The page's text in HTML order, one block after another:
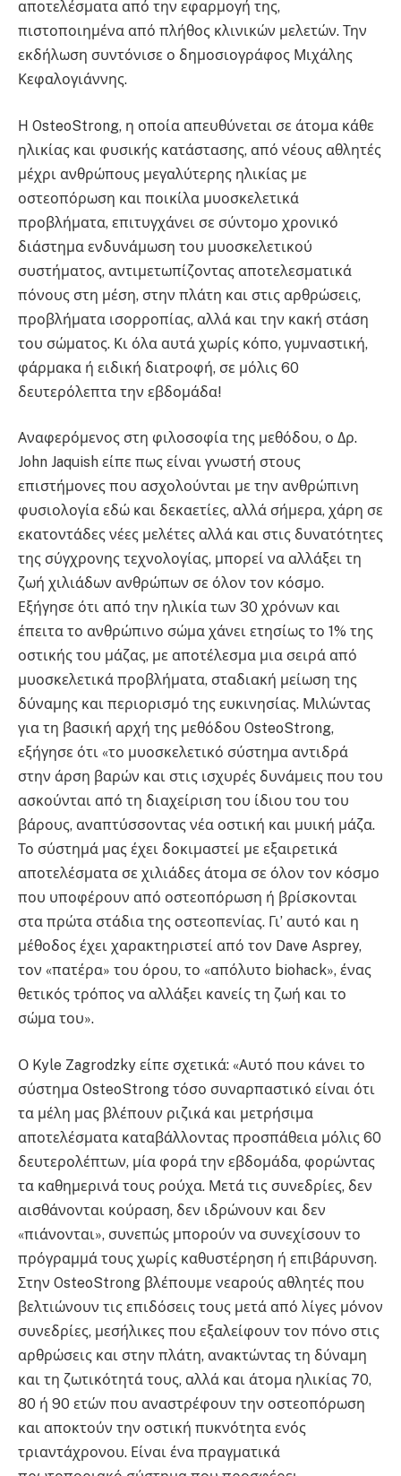
αποτελέσματα από την εφαρμογή της,
πιστοποιημένα από πλήθος κλινικών μελετών. Την
εκδήλωση συντόνισε ο δημοσιογράφος Μιχάλης
Κεφαλογιάννης.
Η OsteoStrong, η οποία απευθύνεται σε άτομα κάθε
ηλικίας και φυσικής κατάστασης, από νέους αθλητές
μέχρι ανθρώπους μεγαλύτερης ηλικίας με
οστεοπόρωση και ποικίλα μυοσκελετικά
προβλήματα, επιτυγχάνει σε σύντομο χρονικό
διάστημα ενδυνάμωση του μυοσκελετικού
συστήματος, αντιμετωπίζοντας αποτελεσματικά
πόνους στη μέση, στην πλάτη και στις αρθρώσεις,
προβλήματα ισορροπίας, αλλά και την κακή στάση
του σώματος. Κι όλα αυτά χωρίς κόπο, γυμναστική,
φάρμακα ή ειδική διατροφή, σε μόλις 60
δευτερόλεπτα την εβδομάδα!
Αναφερόμενος στη φιλοσοφία της μεθόδου, ο Δρ.
John Jaquish είπε πως είναι γνωστή στους
επιστήμονες που ασχολούνται με την ανθρώπινη
φυσιολογία εδώ και δεκαετίες, αλλά σήμερα, χάρη σε
εκατοντάδες νέες μελέτες αλλά και στις δυνατότητες
της σύγχρονης τεχνολογίας, μπορεί να αλλάξει τη
ζωή χιλιάδων ανθρώπων σε όλον τον κόσμο.
Εξήγησε ότι από την ηλικία των 30 χρόνων και
έπειτα το ανθρώπινο σώμα χάνει ετησίως το 1% της
οστικής του μάζας, με αποτέλεσμα μια σειρά από
μυοσκελετικά προβλήματα, σταδιακή μείωση της
δύναμης και περιορισμό της ευκινησίας. Μιλώντας
για τη βασική αρχή της μεθόδου OsteoStrong,
εξήγησε ότι «το μυοσκελετικό σύστημα αντιδρά
στην άρση βαρών και στις ισχυρές δυνάμεις που του
ασκούνται από τη διαχείριση του ίδιου του του
βάρους, αναπτύσσοντας νέα οστική και μυική μάζα.
Το σύστημά μας έχει δοκιμαστεί με εξαιρετικά
αποτελέσματα σε χιλιάδες άτομα σε όλον τον κόσμο
που υποφέρουν από οστεοπόρωση ή βρίσκονται
στα πρώτα στάδια της οστεοπενίας. Γι’ αυτό και η
μέθοδος έχει χαρακτηριστεί από τον Dave Asprey,
τον «πατέρα» του όρου, το «απόλυτο biohack», ένας
θετικός τρόπος να αλλάξει κανείς τη ζωή και το
σώμα του».
Ο Kyle Zagrodzky είπε σχετικά: «Αυτό που κάνει το
σύστημα OsteoStrong τόσο συναρπαστικό είναι ότι
τα μέλη μας βλέπουν ριζικά και μετρήσιμα
αποτελέσματα καταβάλλοντας προσπάθεια μόλις 60
δευτερολέπτων, μία φορά την εβδομάδα, φορώντας
τα καθημερινά τους ρούχα. Μετά τις συνεδρίες, δεν
αισθάνονται κούραση, δεν ιδρώνουν και δεν
«πιάνονται», συνεπώς μπορούν να συνεχίσουν το
πρόγραμμά τους χωρίς καθυστέρηση ή επιβάρυνση.
Στην OsteoStrong βλέπουμε νεαρούς αθλητές που
βελτιώνουν τις επιδόσεις τους μετά από λίγες μόνον
συνεδρίες, μεσήλικες που εξαλείφουν τον πόνο στις
αρθρώσεις και στην πλάτη, ανακτώντας τη δύναμη
και τη ζωτικότητά τους, αλλά και άτομα ηλικίας 70,
80 ή 90 ετών που αναστρέφουν την οστεοπόρωση
και αποκτούν την οστική πυκνότητα ενός
τριαντάχρονου. Είναι ένα πραγματικά